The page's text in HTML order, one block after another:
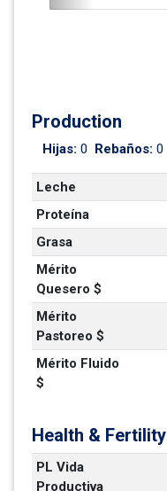
Production
Hijas: 0 Rebaños: 0
Leche
Proteína
Grasa
Mérito
Quesero $
Mérito
Pastoreo $
Mérito Fluido
$
Health & Fertility
PL Vida
Productiva